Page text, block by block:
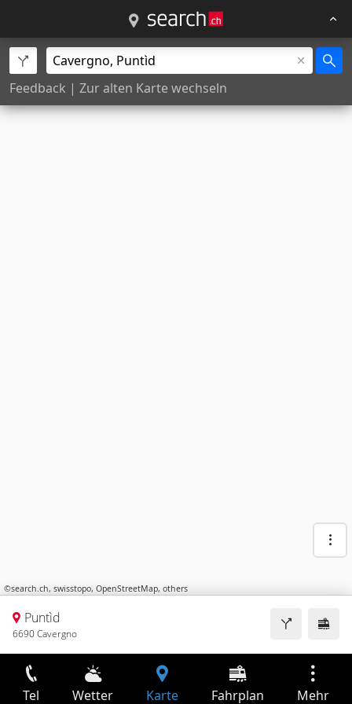
Feedback | Zur alten Karte wechseln
©search.ch, swisstopo, OpenStreetMap, others
Puntìd
6690 Cavergno
Tel Wetter Karte Fahrplan Mehr